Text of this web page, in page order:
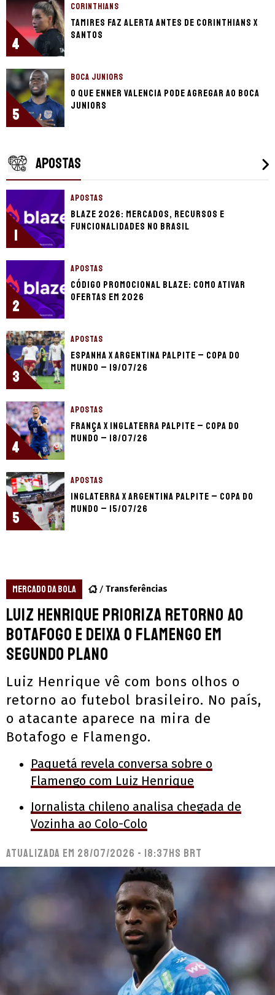
4
CORINTHIANS
Tamires faz alerta antes de Corinthians x
Santos
5
BOCA JUNIORS
O que Enner Valencia pode agregar ao Boca
Juniors
APOSTAS
1
APOSTAS
Blaze 2026: mercados, recursos e
funcionalidades no Brasil
2
APOSTAS
Código promocional Blaze: como ativar
ofertas em 2026
3
APOSTAS
Espanha x Argentina palpite – Copa do
Mundo – 19/07/26
4
APOSTAS
França x Inglaterra palpite – Copa do
Mundo – 18/07/26
5
APOSTAS
Inglaterra x Argentina palpite – Copa do
Mundo – 15/07/26
MERCADO DA BOLA Transferências
Luiz Henrique prioriza retorno ao
Botafogo e deixa o Flamengo em
segundo plano
Luiz Henrique vê com bons olhos o
retorno ao futebol brasileiro. No país,
o atacante aparece na mira de
Botafogo e Flamengo.
Paquetá revela conversa sobre o
Flamengo com Luiz Henrique
Jornalista chileno analisa chegada de
Vozinha ao Colo-Colo
Atualizada em 28/07/2026 - 18:37hs BRT